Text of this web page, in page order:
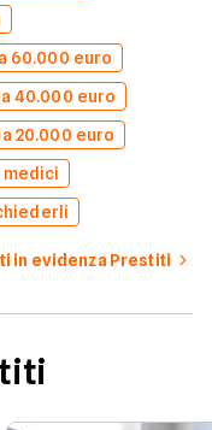
60.000 euro
40.000 euro
20.000 euro
in evidenza Prestiti